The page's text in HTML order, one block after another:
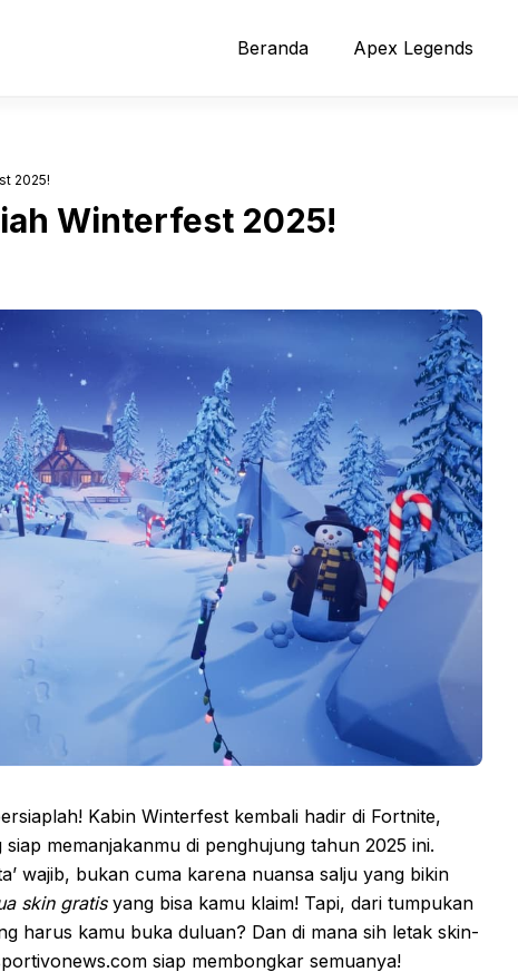
Beranda Apex Legends
2025!
Winterfest 2025!
Kabin Winterfest kembali hadir di Fortnite,
memanjakanmu di penghujung tahun 2025 ini.
wajib, bukan cuma karena nuansa salju yang bikin
skin gratisyang bisa kamu klaim! Tapi, dari tumpukan
harus kamu buka duluan? Dan di mana sih letak skin-
siap membongkar semuanya!